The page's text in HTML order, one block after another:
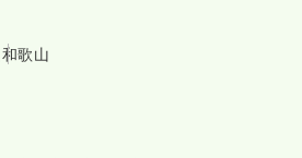
和歌山